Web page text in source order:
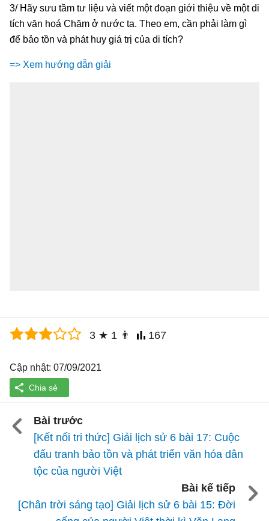
3/ Hãy sưu tầm tư liệu và viết một đoạn giới thiệu về một di
tích văn hoá Chăm ở nước ta. Theo em, cần phải làm gì
để bảo tồn và phát huy giá trị của di tích?
=> Xem hướng dẫn giải
3 ★ 1 👨 167
Cập nhật: 07/09/2021
Bài trước
[Kết nối tri thức] Giải lịch sử 6 bài 17: Cuộc
đấu tranh bảo tồn và phát triển văn hóa dân
tộc của người Việt
Bài kế tiếp
[Chân trời sáng tạo] Giải lịch sử 6 bài 15: Đời